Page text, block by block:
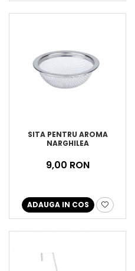
SITA PENTRU AROMA
NARGHILEA
9,00 RON
ADAUGA IN COS